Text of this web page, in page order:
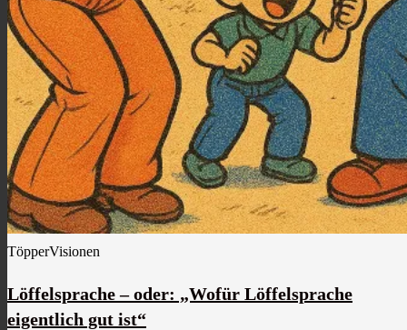
TöpperVisionen
Löffelsprache – oder: „Wofür Löffelsprache
eigentlich gut ist“